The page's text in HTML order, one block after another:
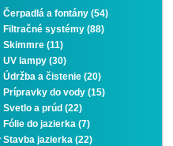
Čerpadlá a fontány (54)
Filtračné systémy (88)
Skimmre (11)
UV lampy (30)
Údržba a čistenie (20)
Prípravky do vody (15)
Svetlo a prúd (22)
Fólie do jazierka (7)
Stavba jazierka (22)